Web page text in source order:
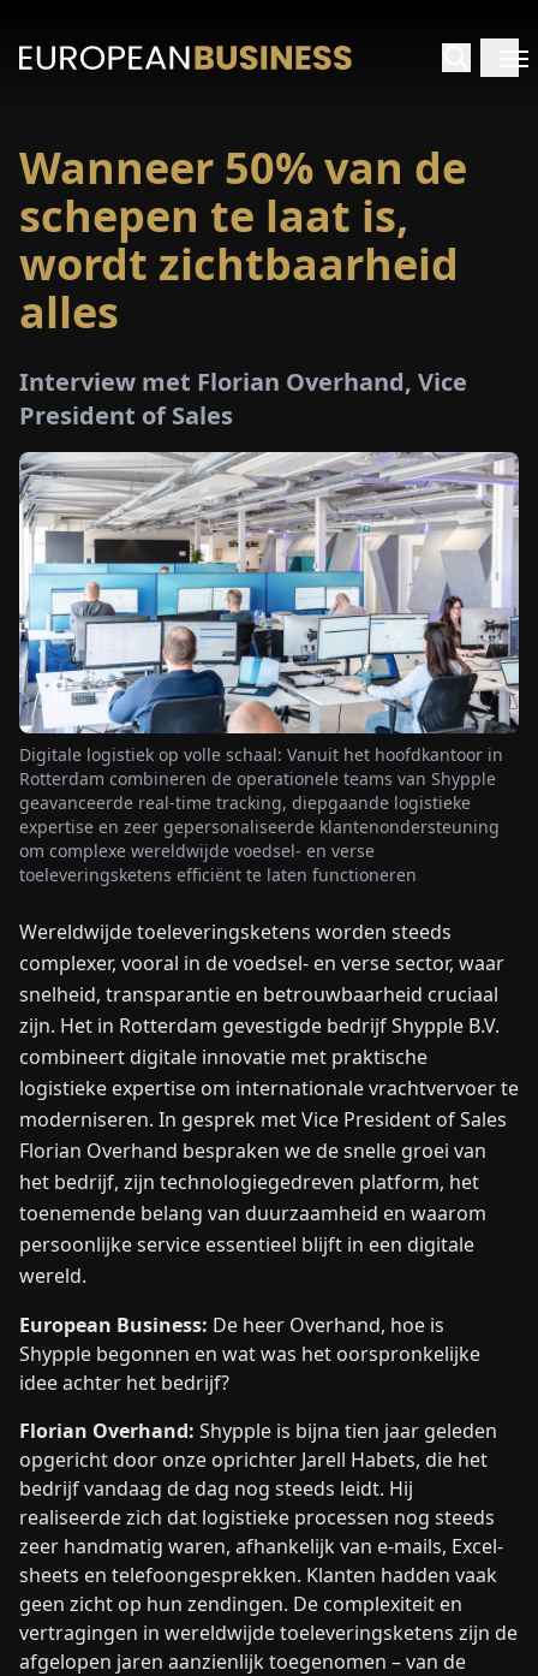
OVER
ONS
ENDEFRESITNLPLHU
NEEM
CONTACT
Wanneer 50% van de
schepen te laat is,
wordt zichtbaarheid
alles
Interview met Florian Overhand, Vice
President of Sales
Digitale logistiek op volle schaal: Vanuit het hoofdkantoor in
Rotterdam combineren de operationele teams van Shypple
geavanceerde real-time tracking, diepgaande logistieke
expertise en zeer gepersonaliseerde klantenondersteuning
om complexe wereldwijde voedsel- en verse
toeleveringsketens efficiënt te laten functioneren
Wereldwijde toeleveringsketens worden steeds
complexer, vooral in de voedsel- en verse sector, waar
snelheid, transparantie en betrouwbaarheid cruciaal
zijn. Het in Rotterdam gevestigde bedrijf Shypple B.V.
combineert digitale innovatie met praktische
logistieke expertise om internationale vrachtvervoer te
moderniseren. In gesprek met Vice President of Sales
Florian Overhand bespraken we de snelle groei van
het bedrijf, zijn technologiegedreven platform, het
toenemende belang van duurzaamheid en waarom
persoonlijke service essentieel blijft in een digitale
wereld.
European Business: De heer Overhand, hoe is
Shypple begonnen en wat was het oorspronkelijke
idee achter het bedrijf?
Florian Overhand: Shypple is bijna tien jaar geleden
opgericht door onze oprichter Jarell Habets, die het
bedrijf vandaag de dag nog steeds leidt. Hij
realiseerde zich dat logistieke processen nog steeds
zeer handmatig waren, afhankelijk van e-mails, Excel-
sheets en telefoongesprekken. Klanten hadden vaak
geen zicht op hun zendingen. De complexiteit en
vertragingen in wereldwijde toeleveringsketens zijn de
afgelopen jaren aanzienlijk toegenomen – van de